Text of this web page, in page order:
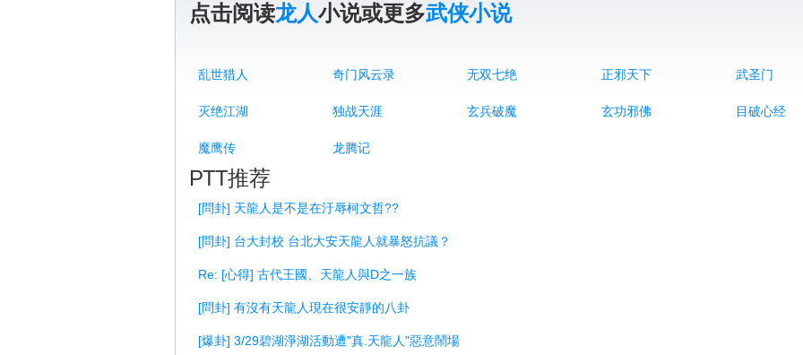
点击阅读龙人小说或更多武侠小说
乱世猎人 奇门风云录 无双七绝 正邪天下 武圣门
灭绝江湖 独战天涯 玄兵破魔 玄功邪佛 目破心经
魔鹰传 龙腾记
PTT推荐
[問卦] 天龍人是不是在汙辱柯文哲??
[問卦] 台大封校 台北大安天龍人就暴怒抗議？
Re: [心得] 古代王國、天龍人與D之一族
[問卦] 有沒有天龍人現在很安靜的八卦
[爆卦] 3/29碧湖淨湖活動遭"真.天龍人"惡意鬧場